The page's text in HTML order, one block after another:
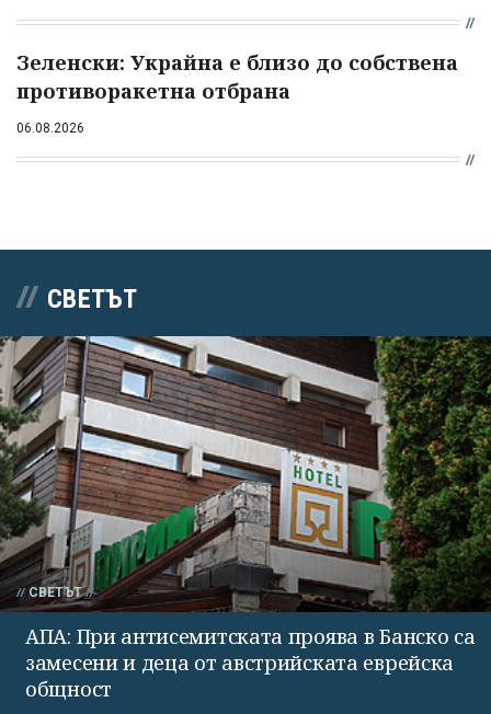
Зеленски: Украйна е близо до собствена
противоракетна отбрана
06.08.2026
СВЕТЪТ
СВЕТЪТ
АПА: При антисемитската проява в Банско са
замесени и деца от австрийската еврейска
общност